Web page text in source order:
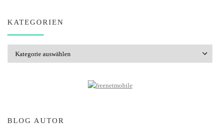
KATEGORIEN
BLOG AUTOR